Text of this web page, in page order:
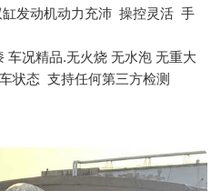
发动机动力充沛  操控灵活  手
车况精品.无火烧 无水泡 无重大
状态  支持任何第三方检测